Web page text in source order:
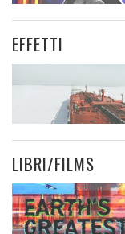
EFFETTI
LIBRI/FILMS